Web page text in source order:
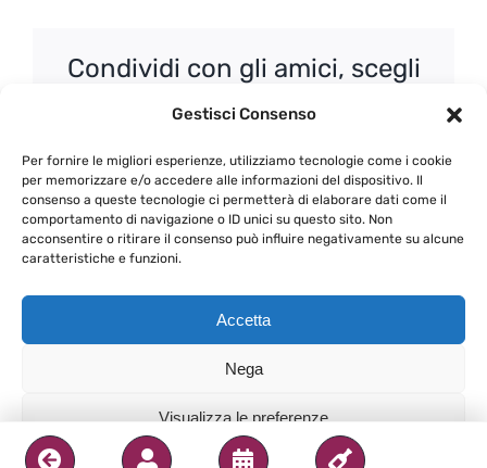
Gestisci Consenso
Per fornire le migliori esperienze, utilizziamo tecnologie come i cookie
per memorizzare e/o accedere alle informazioni del dispositivo. Il
consenso a queste tecnologie ci permetterà di elaborare dati come il
comportamento di navigazione o ID unici su questo sito. Non
acconsentire o ritirare il consenso può influire negativamente su alcune
caratteristiche e funzioni.
Accetta
Nega
Visualizza le preferenze
Condividi con gli amici, scegli
come!
d’estate
Arnaldo Caprai – replica